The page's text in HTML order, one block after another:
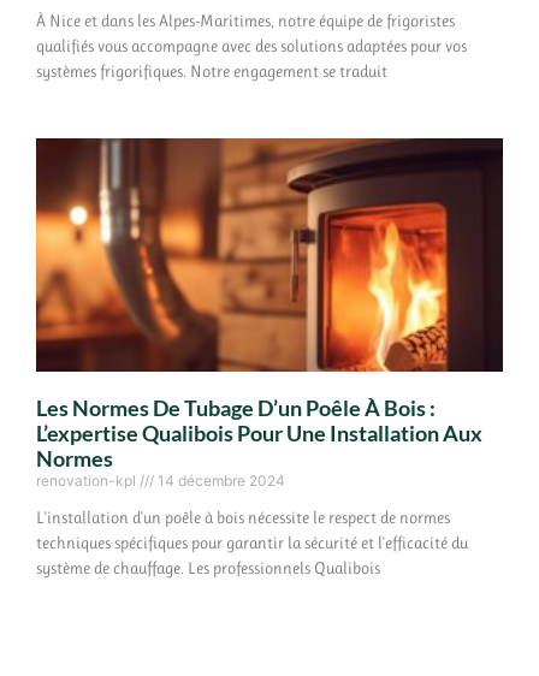
À Nice et dans les Alpes-Maritimes, notre équipe de frigoristes
qualifiés vous accompagne avec des solutions adaptées pour vos
systèmes frigorifiques. Notre engagement se traduit
Les Normes De Tubage D’un Poêle À Bois :
L’expertise Qualibois Pour Une Installation Aux
Normes
renovation-kpl 14 décembre 2024
L'installation d'un poêle à bois nécessite le respect de normes
techniques spécifiques pour garantir la sécurité et l'efficacité du
système de chauffage. Les professionnels Qualibois